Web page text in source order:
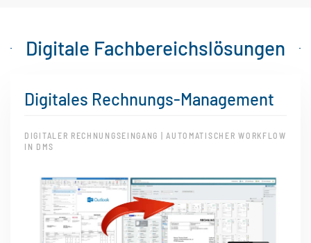
Digitale Fachbereichslösungen
Digitales Rechnungs-Management
DIGITALER RECHNUNGSEINGANG | AUTOMATISCHER WORKFLOW
IN DMS